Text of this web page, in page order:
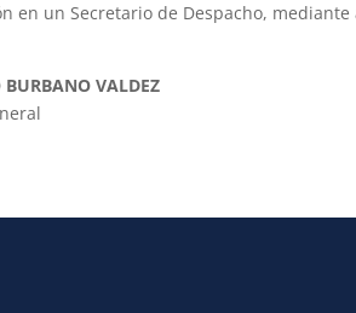
en un Secretario de Despacho,
BURBANO VALDEZ